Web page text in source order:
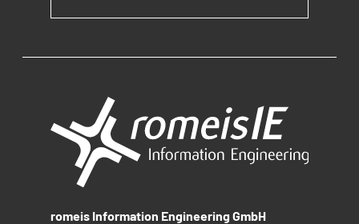
romeis Information Engineering GmbH